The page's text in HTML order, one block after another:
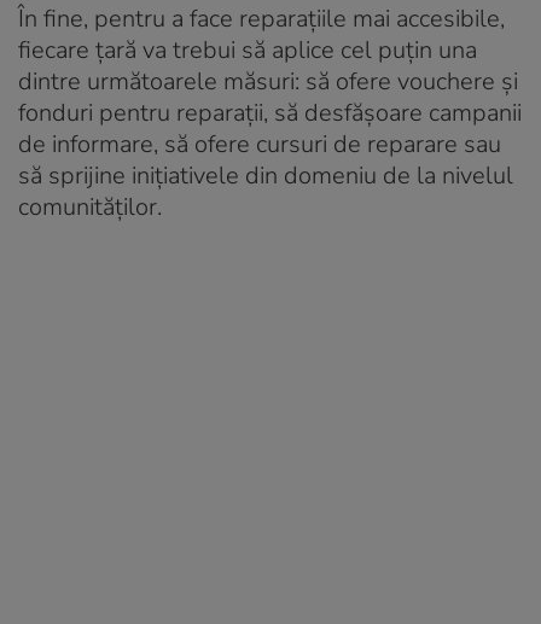
În fine, pentru a face reparațiile mai accesibile,
fiecare țară va trebui să aplice cel puțin una
dintre următoarele măsuri: să ofere vouchere și
fonduri pentru reparații, să desfășoare campanii
de informare, să ofere cursuri de reparare sau
să sprijine inițiativele din domeniu de la nivelul
comunităților.